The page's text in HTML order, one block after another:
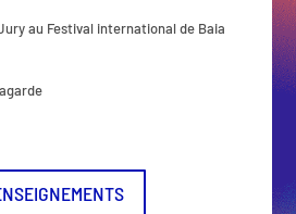
au Festival international de Baia